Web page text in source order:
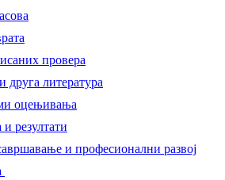
провера
литература
оцењивања
резултати
и професионални развој